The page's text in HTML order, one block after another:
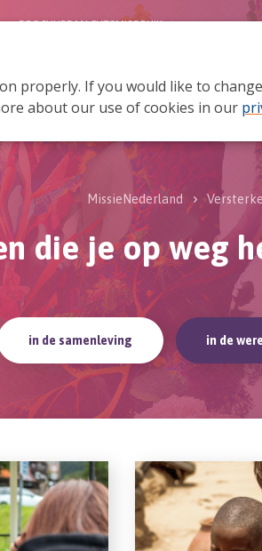
properly. If you would like to
about our use of cookies in our
Wie wij zijn Wat
BROCHURE MACHTSMISBRUIK
MissieNederland
die je op weg
in de samenleving in de